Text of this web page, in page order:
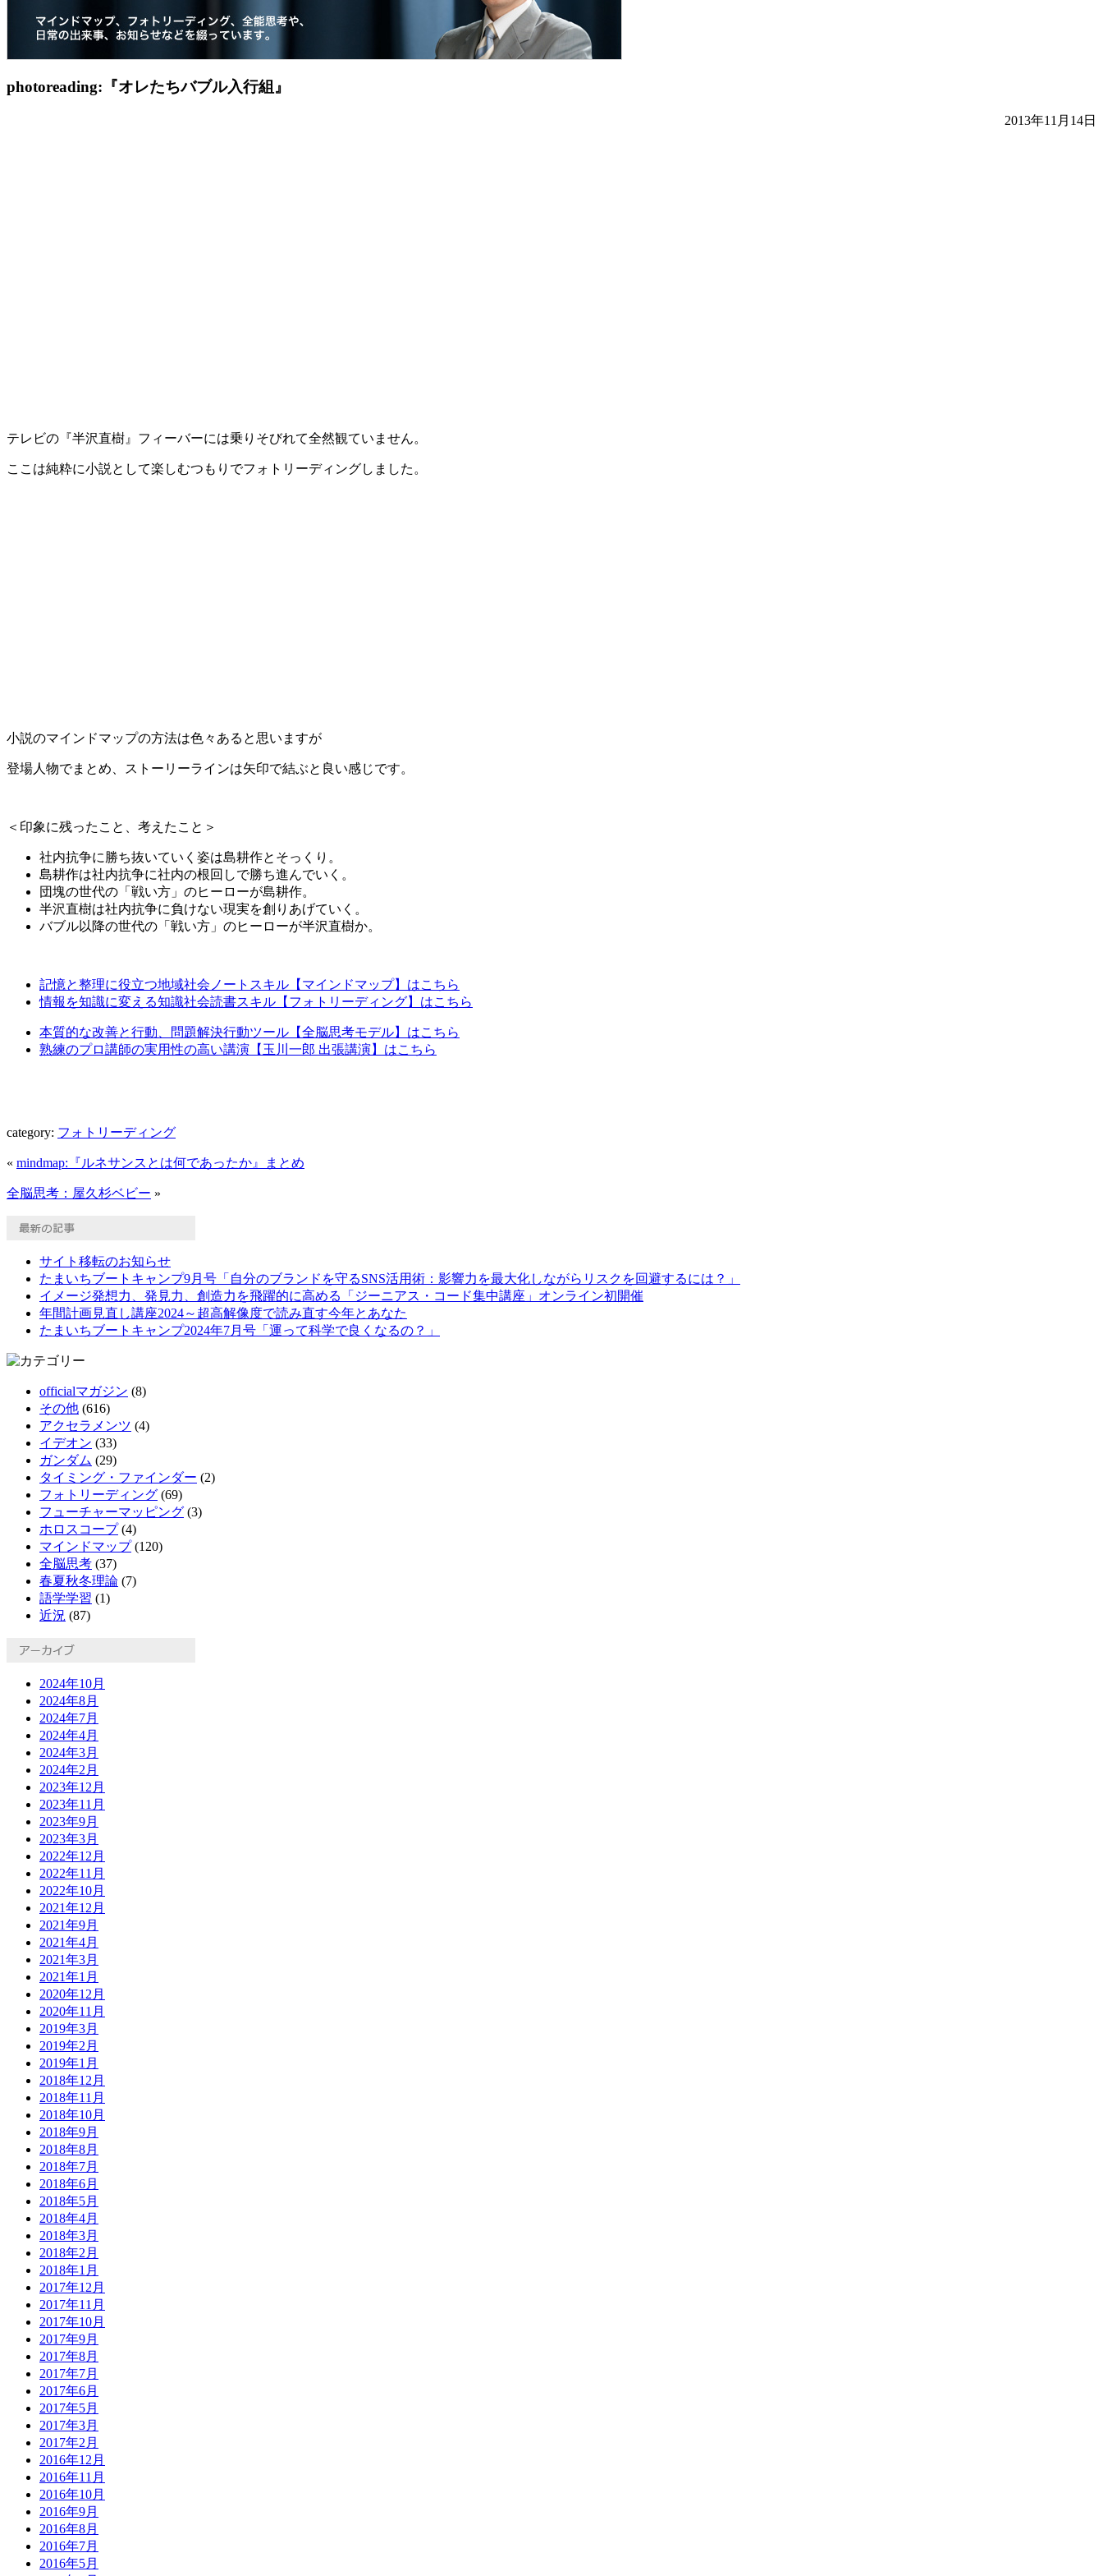
photoreading:『オレたちバブル入行組』
2013年11月14日
テレビの『半沢直樹』フィーバーには乗りそびれて全然観ていません。
ここは純粋に小説として楽しむつもりでフォトリーディングしました。
小説のマインドマップの方法は色々あると思いますが
登場人物でまとめ、ストーリーラインは矢印で結ぶと良い感じです。
＜印象に残ったこと、考えたこと＞
社内抗争に勝ち抜いていく姿は島耕作とそっくり。
島耕作は社内抗争に社内の根回しで勝ち進んでいく。
団塊の世代の「戦い方」のヒーローが島耕作。
半沢直樹は社内抗争に負けない現実を創りあげていく。
バブル以降の世代の「戦い方」のヒーローが半沢直樹か。
記憶と整理に役立つ地域社会ノートスキル【マインドマップ】はこちら
情報を知識に変える知識社会読書スキル【フォトリーディング】はこちら
本質的な改善と行動、問題解決行動ツール【全脳思考モデル】はこちら
熟練のプロ講師の実用性の高い講演【玉川一郎 出張講演】はこちら
category: フォトリーディング
« mindmap:『ルネサンスとは何であったか』まとめ
全脳思考：屋久杉ベビー »
サイト移転のお知らせ
たまいちブートキャンプ9月号「自分のブランドを守るSNS活用術：影響力を最大化しながらリスクを回避するには？」
イメージ発想力、発見力、創造力を飛躍的に高める「ジーニアス・コード集中講座」オンライン初開催
年間計画見直し講座2024～超高解像度で読み直す今年とあなた
たまいちブートキャンプ2024年7月号「運って科学で良くなるの？」
officialマガジン (8)
その他 (616)
アクセラメンツ (4)
イデオン (33)
ガンダム (29)
タイミング・ファインダー (2)
フォトリーディング (69)
フューチャーマッピング (3)
ホロスコープ(4)
マインドマップ(120)
全脳思考 (37)
春夏秋冬理論 (7)
語学学習 (1)
近況 (87)
2024年10月
2024年8月
2024年7月
2024年4月
2024年3月
2024年2月
2023年12月
2023年11月
2023年9月
2023年3月
2022年12月
2022年11月
2022年10月
2021年12月
2021年9月
2021年4月
2021年3月
2021年1月
2020年12月
2020年11月
2019年3月
2019年2月
2019年1月
2018年12月
2018年11月
2018年10月
2018年9月
2018年8月
2018年7月
2018年6月
2018年5月
2018年4月
2018年3月
2018年2月
2018年1月
2017年12月
2017年11月
2017年10月
2017年9月
2017年8月
2017年7月
2017年6月
2017年5月
2017年3月
2017年2月
2016年12月
2016年11月
2016年10月
2016年9月
2016年8月
2016年7月
2016年5月